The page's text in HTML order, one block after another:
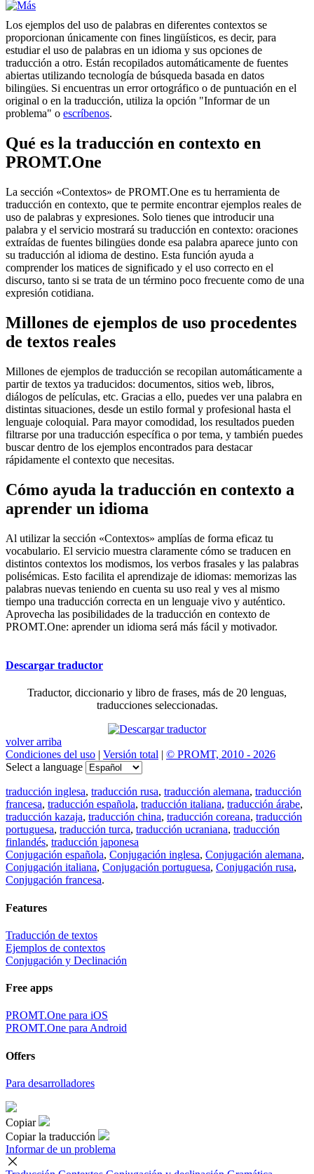
Los ejemplos del uso de palabras en diferentes contextos se
proporcionan únicamente con fines lingüísticos, es decir, para
estudiar el uso de palabras en un idioma y sus opciones de
traducción a otro. Están recopilados automáticamente de fuentes
abiertas utilizando tecnología de búsqueda basada en datos
bilingües. Si encuentras un error ortográfico o de puntuación en el
original o en la traducción, utiliza la opción "Informar de un
problema" o escríbenos.
Qué es la traducción en contexto en
PROMT.One
La sección «Contextos» de PROMT.One es tu herramienta de
traducción en contexto, que te permite encontrar ejemplos reales de
uso de palabras y expresiones. Solo tienes que introducir una
palabra y el servicio mostrará su traducción en contexto: oraciones
extraídas de fuentes bilingües donde esa palabra aparece junto con
su traducción al idioma de destino. Esta función ayuda a
comprender los matices de significado y el uso correcto en el
discurso, tanto si se trata de un término poco frecuente como de una
expresión cotidiana.
Millones de ejemplos de uso procedentes
de textos reales
Millones de ejemplos de traducción se recopilan automáticamente a
partir de textos ya traducidos: documentos, sitios web, libros,
diálogos de películas, etc. Gracias a ello, puedes ver una palabra en
distintas situaciones, desde un estilo formal y profesional hasta el
lenguaje coloquial. Para mayor comodidad, los resultados pueden
filtrarse por una traducción específica o por tema, y también puedes
buscar dentro de los ejemplos encontrados para destacar
rápidamente el contexto que necesitas.
Cómo ayuda la traducción en contexto a
aprender un idioma
Al utilizar la sección «Contextos» amplías de forma eficaz tu
vocabulario. El servicio muestra claramente cómo se traducen en
distintos contextos los modismos, los verbos frasales y las palabras
polisémicas. Esto facilita el aprendizaje de idiomas: memorizas las
palabras nuevas teniendo en cuenta su uso real y ves al mismo
tiempo una traducción correcta en un lenguaje vivo y auténtico.
Aprovecha las posibilidades de la traducción en contexto de
PROMT.One: aprender un idioma será más fácil y motivador.
Descargar traductor
Traductor, diccionario y libro de frases, más de 20 lenguas,
traducciones seleccionadas.
volver arriba
Condiciones del uso | Versión total | © PROMT, 2010 - 2026
Select a language
traducción inglesa, traducción rusa, traducción alemana, traducción
francesa, traducción española, traducción italiana, traducción árabe,
traducción kazaja, traducción china, traducción coreana, traducción
portuguesa, traducción turca, traducción ucraniana, traducción
finlandés, traducción japonesa
Conjugación española, Conjugación inglesa, Conjugación alemana,
Conjugación italiana, Conjugación portuguesa, Conjugación rusa,
Conjugación francesa.
Features
Traducción de textos
Ejemplos de contextos
Conjugación y Declinación
Free apps
PROMT.One para iOS
PROMT.One para Android
Offers
Para desarrolladores
Copiar
Copiar la traducción
Informar de un problema